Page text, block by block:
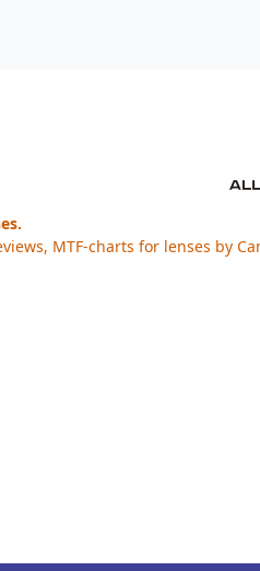
MTF-charts for lenses by